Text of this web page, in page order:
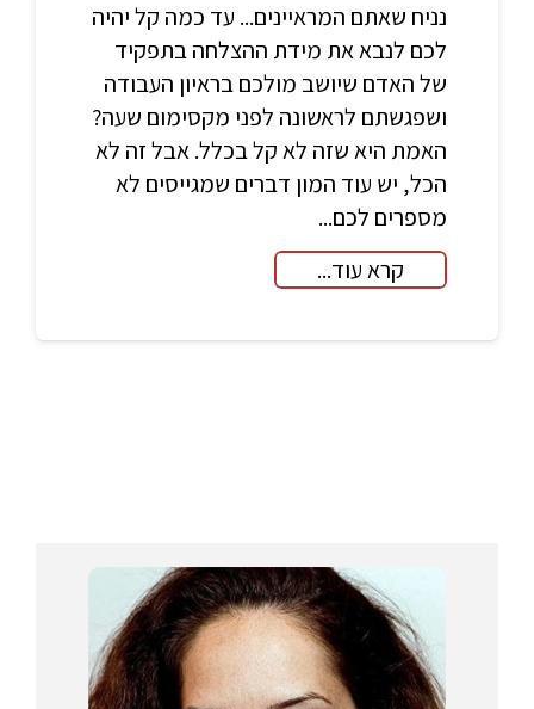
נניח שאתם המראיינים... עד כמה קל יהיה
לכם לנבא את מידת ההצלחה בתפקיד
של האדם שיושב מולכם בראיון העבודה
ושפגשתם לראשונה לפני מקסימום שעה?
האמת היא שזה לא קל בכלל. אבל זה לא
הכל, יש עוד המון דברים שמגייסים לא
מספרים לכם...
קרא עוד...